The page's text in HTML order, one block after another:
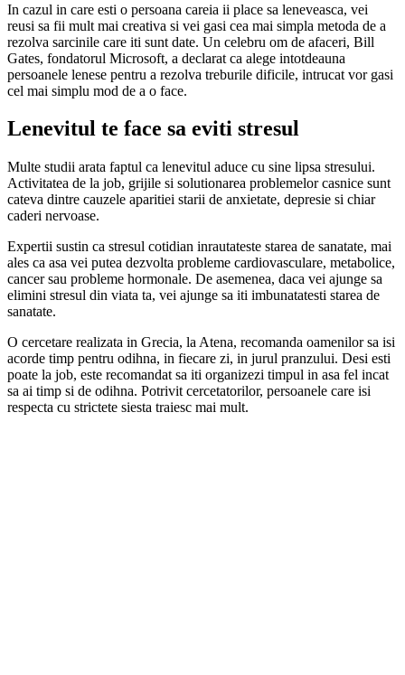
In cazul in care esti o persoana careia ii place sa leneveasca, vei
reusi sa fii mult mai creativa si vei gasi cea mai simpla metoda de a
rezolva sarcinile care iti sunt date. Un celebru om de afaceri, Bill
Gates, fondatorul Microsoft, a declarat ca alege intotdeauna
persoanele lenese pentru a rezolva treburile dificile, intrucat vor gasi
cel mai simplu mod de a o face.
Lenevitul te face sa eviti stresul
Multe studii arata faptul ca lenevitul aduce cu sine lipsa stresului.
Activitatea de la job, grijile si solutionarea problemelor casnice sunt
cateva dintre cauzele aparitiei starii de anxietate, depresie si chiar
caderi nervoase.
Expertii sustin ca stresul cotidian inrautateste starea de sanatate, mai
ales ca asa vei putea dezvolta probleme cardiovasculare, metabolice,
cancer sau probleme hormonale. De asemenea, daca vei ajunge sa
elimini stresul din viata ta, vei ajunge sa iti imbunatatesti starea de
sanatate.
O cercetare realizata in Grecia, la Atena, recomanda oamenilor sa isi
acorde timp pentru odihna, in fiecare zi, in jurul pranzului. Desi esti
poate la job, este recomandat sa iti organizezi timpul in asa fel incat
sa ai timp si de odihna. Potrivit cercetatorilor, persoanele care isi
respecta cu strictete siesta traiesc mai mult.